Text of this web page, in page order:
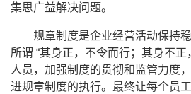
集思广益解决问题。
规章制度是企业经营活动保持
所谓 “其身正，不令而行；其身不正
人员，加强制度的贯彻和监管力度
进规章制度的执行。最终让每个员